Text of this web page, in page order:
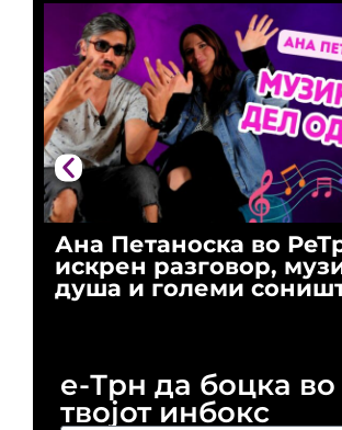
Ана Петаноска во
искрен разговор,
душа и големи
е-Трн да боцка во
твојот инбокс